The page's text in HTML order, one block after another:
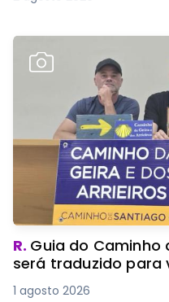
R. Guia do Caminho
será traduzido para
1 agosto 2026